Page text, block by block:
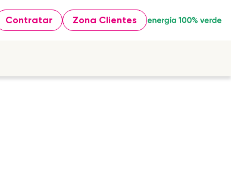
Contratar Zona Clientes